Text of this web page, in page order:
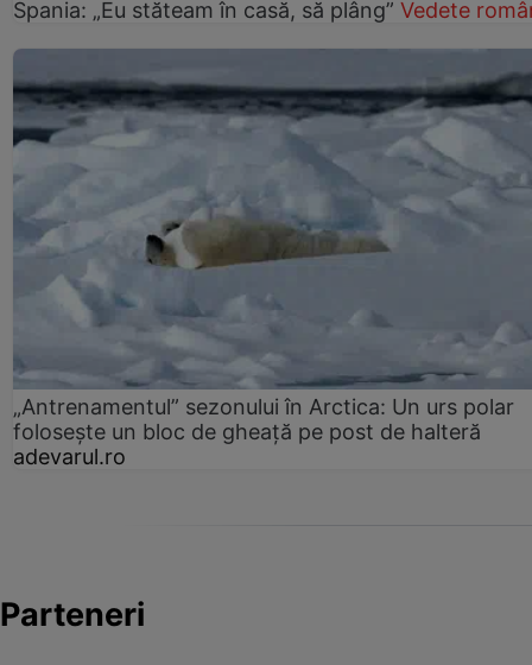
Spania: „Eu stăteam în casă, să plâng” Vedete
„Antrenamentul” sezonului în Arctica: Un urs polar
folosește un bloc de gheață pe post de halteră
adevarul.ro
Parteneri